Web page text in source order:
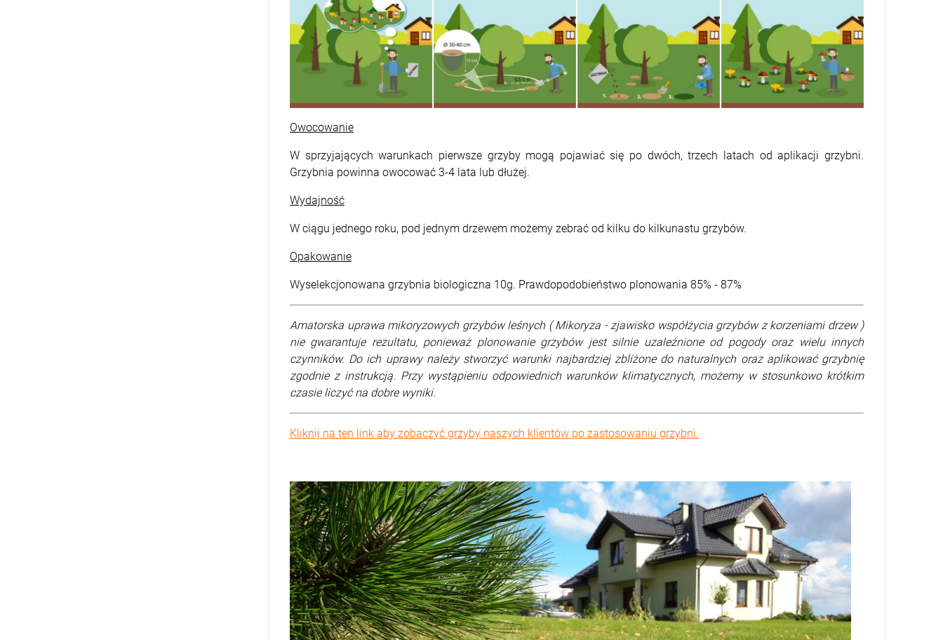
Owocowanie
W sprzyjających warunkach pierwsze grzyby mogą pojawiać się po dwóch, trzech latach od aplikacji grzybni.
Grzybnia powinna owocować 3-4 lata lub dłużej.
Wydajność
W ciągu jednego roku, pod jednym drzewem możemy zebrać od kilku do kilkunastu grzybów.
Opakowanie
Wyselekcjonowana grzybnia biologiczna 10g. Prawdopodobieństwo plonowania 85% - 87%
Amatorska uprawa mikoryzowych grzybów leśnych ( Mikoryza - zjawisko współżycia grzybów z korzeniami drzew )
nie gwarantuje rezultatu, ponieważ plonowanie grzybów jest silnie uzależnione od pogody oraz wielu innych
czynników. Do ich uprawy należy stworzyć warunki najbardziej zbliżone do naturalnych oraz aplikować grzybnię
zgodnie z instrukcją. Przy wystąpieniu odpowiednich warunków klimatycznych, możemy w stosunkowo krótkim
czasie liczyć na dobre wyniki.
Kliknij na ten link aby zobaczyć grzyby naszych klientów po zastosowaniu grzybni.